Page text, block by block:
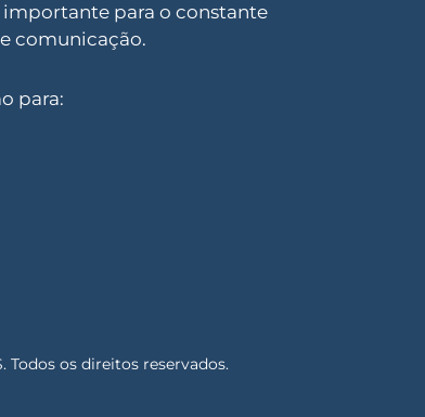
importante para o constante
comunicação.
para:
Todos os direitos reservados.